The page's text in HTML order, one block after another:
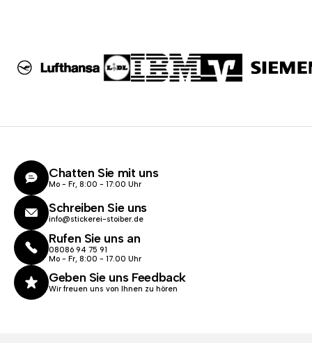
Chatten Sie mit uns
Mo - Fr, 8:00 - 17:00 Uhr
Schreiben Sie uns
info@stickerei-stoiber.de
Rufen Sie uns an
08086 94 75 91
Mo - Fr, 8:00 - 17.00 Uhr
Geben Sie uns Feedback
Wir freuen uns von Ihnen zu hören